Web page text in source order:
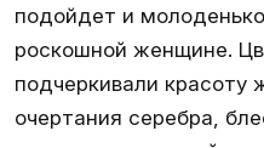
подойдет и
роскошной женщине.
подчеркивали
очертания серебра,